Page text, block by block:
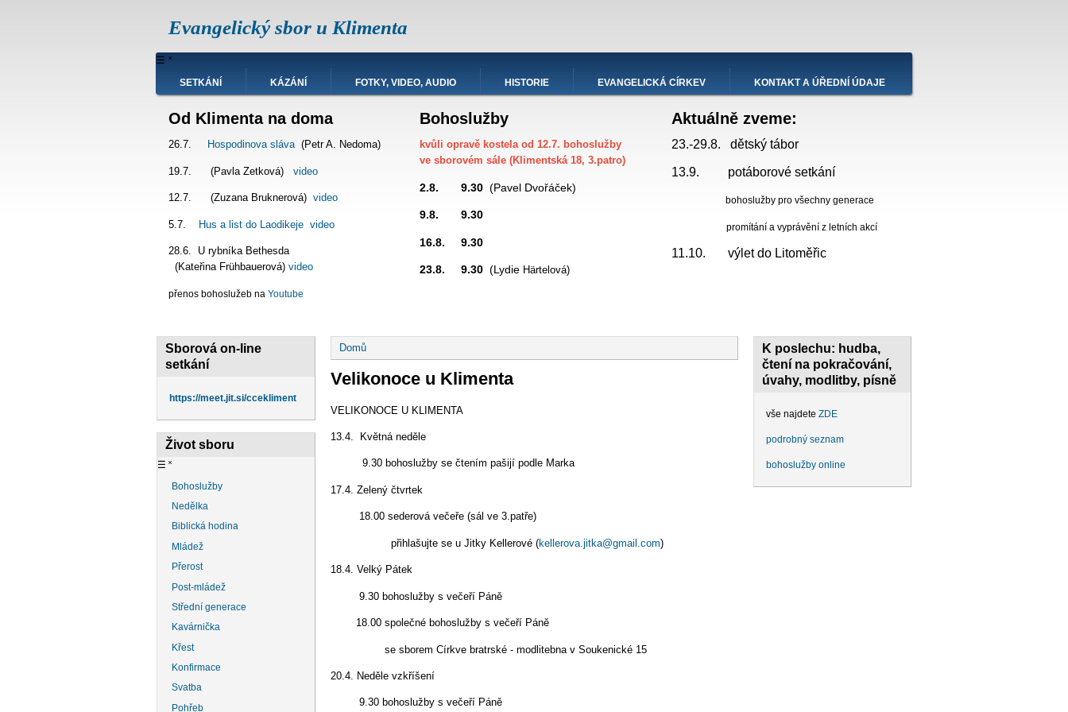
Evangelický sbor u Klimenta
Hlavní
navigace
☰ ˟
SETKÁNÍ KÁZÁNÍ FOTKY, VIDEO, AUDIO HISTORIE EVANGELICKÁ CÍRKEV KONTAKT A ÚŘEDNÍ ÚDAJE
Od Klimenta na doma
26.7. Hospodinova sláva(Petr A. Nedoma)
19.7. (Pavla Zetková) video
12.7. (Zuzana Bruknerová) video
5.7. Hus a list do Laodikeje video
28.6. U rybníka Bethesda
(Kateřina Frühbauerová) video
přenos bohoslužeb na Youtube
Bohoslužby
kvůli opravě kostela od 12.7. bohoslužby
ve sborovém sále (Klimentská 18, 3.patro)
2.8. 9.30 (Pavel Dvořáček)
9.8. 9.30
16.8. 9.30
23.8. 9.30(Lydie Härtelová)
Aktuálně zveme:
23.-29.8. dětský tábor
13.9. potáborové setkání
bohoslužby pro všechny generace
promítání a vyprávění z letních akcí
11.10. výlet do Litoměřic
Drobečková
navigace
Domů
Velikonoce u Klimenta
VELIKONOCE U KLIMENTA
13.4. Květná neděle
9.30 bohoslužby se čtením pašijí podle Marka
17.4. Zelený čtvrtek
18.00 sederová večeře (sál ve 3.patře)
přihlašujte se u Jitky Kellerové (kellerova.jitka@gmail.com)
18.4. Velký Pátek
9.30 bohoslužby s večeří Páně
18.00 společné bohoslužby s večeří Páně
se sborem Církve bratrské - modlitebna v Soukenické 15
20.4. Neděle vzkříšení
9.30 bohoslužby s večeří Páně
Sborová on-line
setkání
https://meet.jit.si/ccekliment
Život sboru
☰ ˟
Bohoslužby
Nedělka
Biblická hodina
Mládež
Přerost
Post-mládež
Střední generace
Kavárnička
Křest
Konfirmace
Svatba
Pohřeb
K poslechu: hudba,
čtení na pokračování,
úvahy, modlitby, písně
vše najdete ZDE
podrobný seznam
bohoslužby online